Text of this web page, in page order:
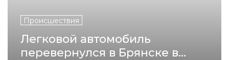
Происшествия
Легковой автомобиль
перевернулся в Брянске в